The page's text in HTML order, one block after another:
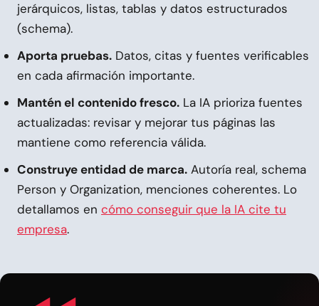
jerárquicos, listas, tablas y datos estructurados
(schema).
Aporta pruebas. Datos, citas y fuentes verificables
en cada afirmación importante.
Mantén el contenido fresco. La IA prioriza fuentes
actualizadas: revisar y mejorar tus páginas las
mantiene como referencia válida.
Construye entidad de marca. Autoría real, schema
Person y Organization, menciones coherentes. Lo
detallamos en cómo conseguir que la IA cite tu
empresa.